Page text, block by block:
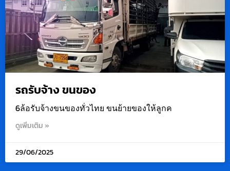
รถรับจ้าง ขนของ
6ล้อรับจ้างขนของทั่วไทย ขนย้ายของให้ลูกค
ดูเพิ่มเติม »
29/06/2025